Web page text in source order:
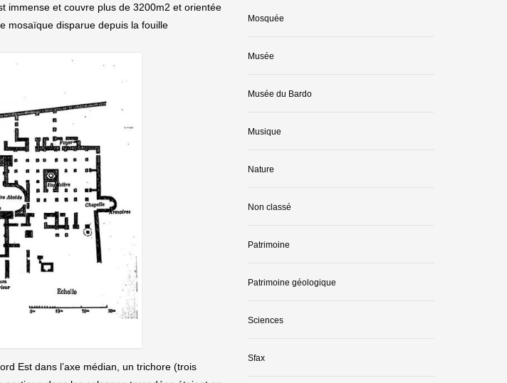
immense et couvre plus de 3200m2 et orientée
mosaïque disparue depuis la fouille
Est dans l’axe médian, un trichore (trois
Mosquée
Musée
Musée du Bardo
Musique
Nature
Non classé
Patrimoine
Patrimoine géologique
Sciences
Sfax